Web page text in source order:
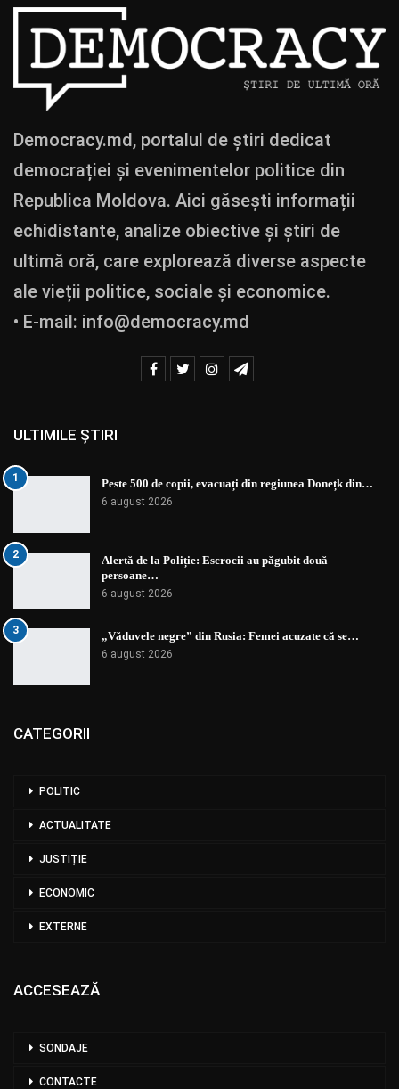
Democracy.md, portalul de știri dedicat
democrației și evenimentelor politice din
Republica Moldova. Aici găsești informații
echidistante, analize obiective și știri de
ultimă oră, care explorează diverse aspecte
ale vieții politice, sociale și economice.
• E-mail: info@democracy.md
ULTIMILE ȘTIRI
1 Peste 500 de copii, evacuați din regiunea Donețk din…
6 august 2026
2
Alertă de la Poliție: Escrocii au păgubit două
persoane…
6 august 2026
3 „Văduvele negre” din Rusia: Femei acuzate că se…
6 august 2026
CATEGORII
POLITIC
ACTUALITATE
JUSTIȚIE
ECONOMIC
EXTERNE
ACCESEAZĂ
SONDAJE
CONTACTE